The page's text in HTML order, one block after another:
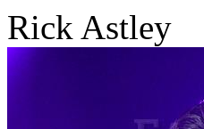
Rick Astley